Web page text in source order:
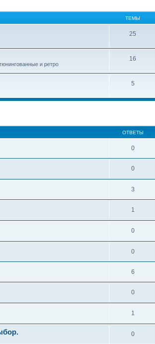
ТЕМЫ
25
и ретро
16
5
ОТВЕТЫ
0
0
3
1
0
0
6
0
1
0